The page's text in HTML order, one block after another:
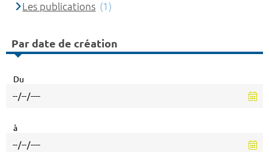
Les publications (1)
Par date de création
Du
à